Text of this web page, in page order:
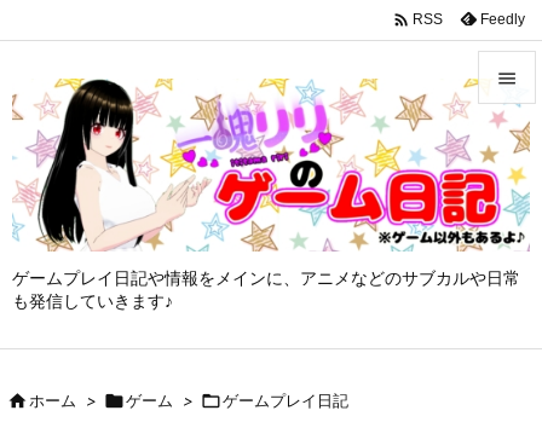
google-site-verification: googleffbc969efee6c755.html
ゲームプレイ日記や情報をメインに、アニメなどのサブカルや日常
も発信していきます♪


メニュ

サイド

前へ
 RSS Feedly
ホーム > ゲーム > ゲームプレイ日記